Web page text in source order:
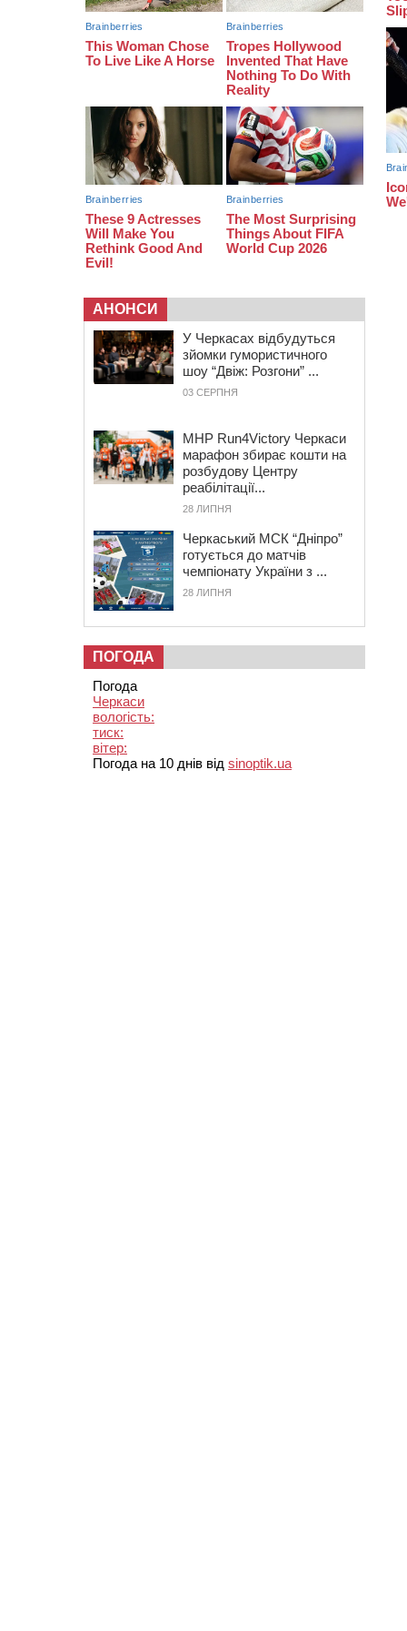
тис грн штрафу за незаконні зміни
до договору
08:20 Обрано претендента на посаду
директора Мокрокалигірського
психоневрологічного інтернату
07:23 Уманські міграційники видворили з
країни грузина, який відсидів
термін у колонії
АНОНСИ
У Черкасах відбудуться
зйомки гумористичного
шоу “Двіж: Розгони” ...
03 СЕРПНЯ
MHP Run4Victory Черкаси
марафон збирає кошти на
розбудову Центру
реабілітації...
28 ЛИПНЯ
Черкаський МСК “Дніпро”
готується до матчів
чемпіонату України з ...
28 ЛИПНЯ
ПОГОДА
Погода
Черкаси
вологість:
тиск:
вітер:
Погода на 10 днів від sinoptik.ua